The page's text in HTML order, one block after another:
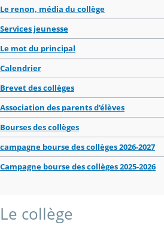
Le renon, média du collège
Services jeunesse
Le mot du principal
Calendrier
Brevet des collèges
Association des parents d'élèves
Bourses des collèges
campagne bourse des collèges 2026-2027
Campagne bourse des collèges 2025-2026
Le collège